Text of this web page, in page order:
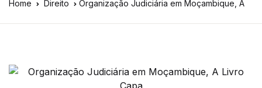
Home Direito Organização Judiciária em Moçambique, A